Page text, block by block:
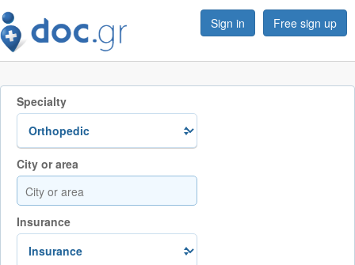
Sign in Free sign up
Specialty
City or area
Insurance